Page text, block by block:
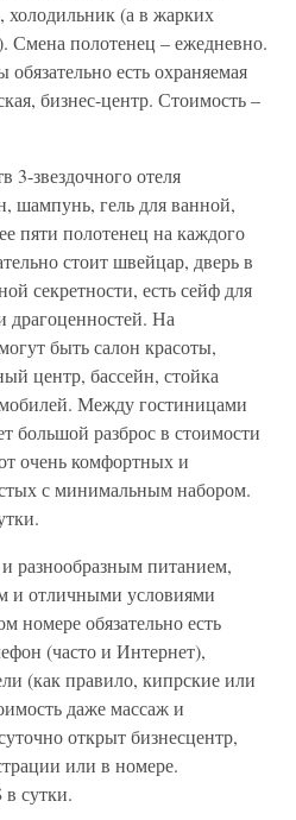
холодильник (а в жарких
Смена полотенец – ежедневно.
есть охраняемая
бизнес-центр. Стоимость –
3-звездочного отеля
шампунь, гель для ванной,
пяти полотенец на каждого
стоит швейцар, дверь в
секретности, есть сейф для
На
быть салон красоты,
центр, бассейн, стойка
Между гостиницами
большой разброс в стоимости
очень комфортных и
с минимальным набором.
разнообразным питанием,
и отличными условиями
номере обязательно есть
(часто и Интернет),
(как правило, кипрские или
даже массаж и
открыт бизнесцентр,
или в номере.
сутки.